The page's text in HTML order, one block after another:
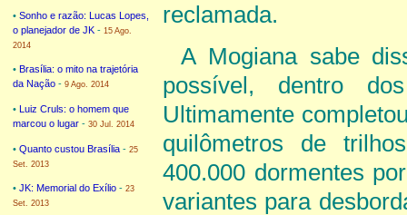
• Sonho e razão: Lucas Lopes,
o planejador de JK - 15 Ago.
2014
• Brasília: o mito na trajetória
da Nação - 9 Ago. 2014
• Luiz Cruls: o homem que
marcou o lugar - 30 Jul. 2014
• Quanto custou Brasília - 25
Set. 2013
• JK: Memorial do Exílio - 23
Set. 2013
reclamada.
A Mogiana sabe
possível, dentro
Ultimamente
quilômetros de
400.000 dormentes
variantes para